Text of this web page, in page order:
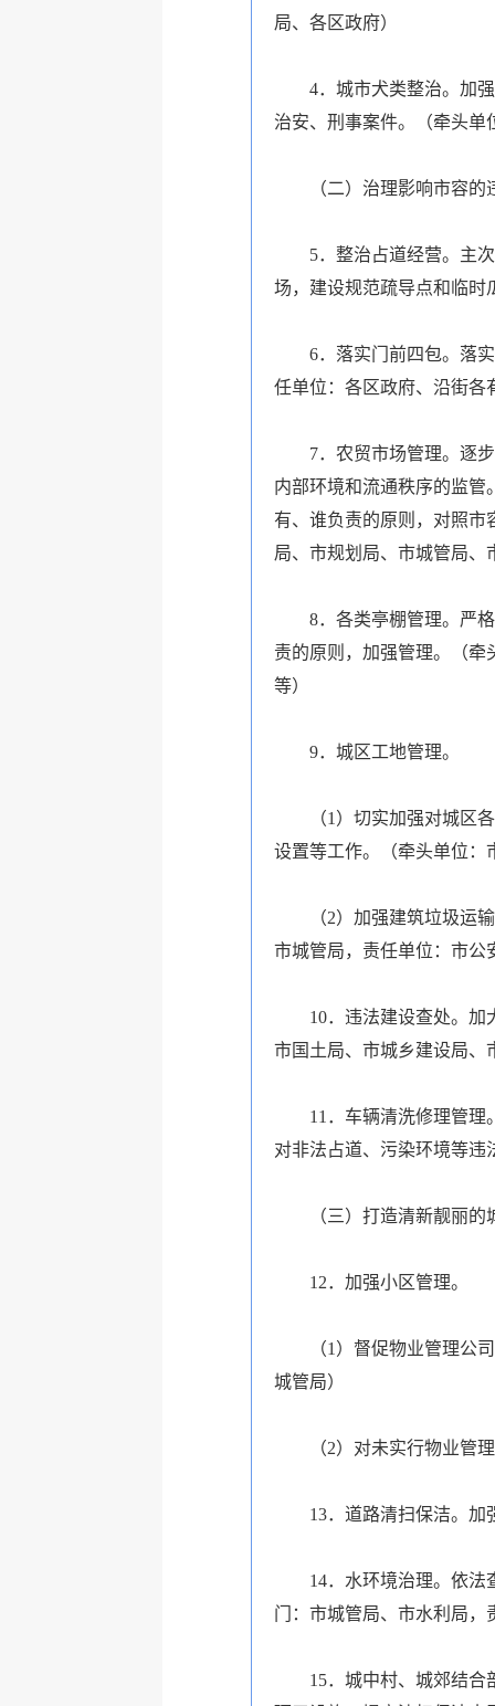
局、各区政府）
4．城市犬类整治。加强
治安、刑事案件。（牵头单
（二）治理影响市容的
5．整治占道经营。主次
场，建设规范疏导点和临时
6．落实门前四包。落实
任单位：各区政府、沿街各
7．农贸市场管理。逐步
内部环境和流通秩序的监管
有、谁负责的原则，对照市
局、市规划局、市城管局、
8．各类亭棚管理。严格
责的原则，加强管理。（牵
等）
9．城区工地管理。
（1）切实加强对城区各
设置等工作。（牵头单位：
（2）加强建筑垃圾运输
市城管局，责任单位：市公
10．违法建设查处。加大
市国土局、市城乡建设局、
11．车辆清洗修理管理。
对非法占道、污染环境等违
（三）打造清新靓丽的
12．加强小区管理。
（1）督促物业管理公司
城管局）
（2）对未实行物业管理
13．道路清扫保洁。加强
14．水环境治理。依法查
门：市城管局、市水利局，
15．城中村、城郊结合部